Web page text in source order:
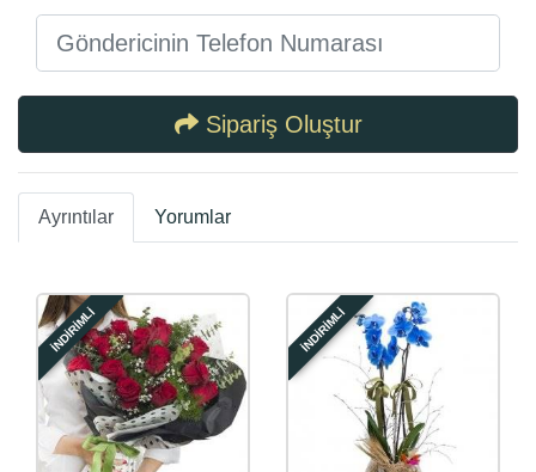
Sipariş Oluştur
Ayrıntılar Yorumlar
İNDİRİMLİ İNDİRİMLİ